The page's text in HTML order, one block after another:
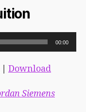
00:00
Download
Siemens